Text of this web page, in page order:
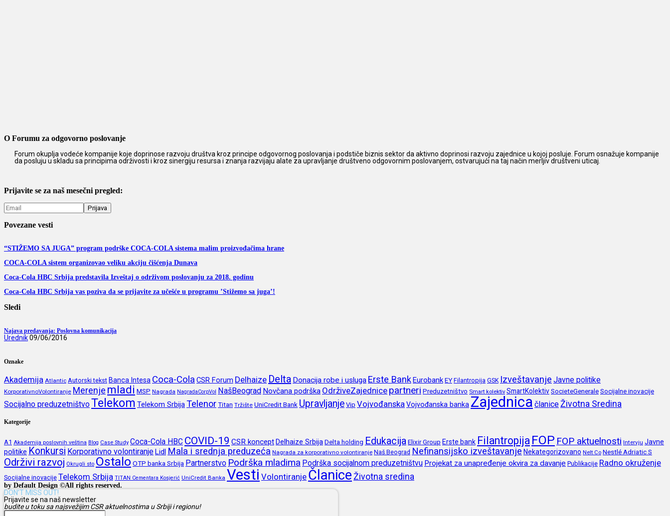
O Forumu za odgovorno poslovanje
Forum okuplja vodeće kompanije koje doprinose razvoju društva kroz principe odgovornog poslovanja i podstiče biznis sektor da aktivno doprinosi razvoju zajednice u kojoj posluje. Forum osnažuje kompanije
da posluju u skladu sa principima održivosti i kroz sinergiju resursa i znanja razvijaju alate za upravljanje društveno odgovornim poslovanjem, ostvarujući na taj način merljiv društveni uticaj.
Prijavite se za naš mesečni pregled:
Povezane vesti
“STIŽEMO SA JUGA” program podrške COCA-COLA sistema malim proizvođačima hrane
COCA-COLA sistem organizovao veliku akciju čišćenja Dunava
Coca-Cola HBC Srbija predstavila Izveštaj o održivom poslovanju za 2018. godinu
Coca-Cola HBC Srbija vas poziva da se prijavite za učešće u programu ’Stižemo sa juga’!
Sledi
Najava predavanja: Poslovna komunikacija
Urednik09/06/2016
Oznake
Akademija Atlantic Autorski tekst Banca Intesa Coca-Cola CSR Forum Delhaize Delta Donacija robe i usluga Erste Bank EurobankEY Filantropija GSK Izveštavanje Javne politike
KorporativnoVolontiranje Merenje mladi MSP Nagrada NagradaCorpVol NašBeograd Novčana podrška OdrživeZajednice partneri Preduzetništvo Smart kolektiv SmartKolektivSocieteGeneraleSocijalne inovacije
Socijalno preduzetništvoTelekom Telekom SrbijaTelenorTitan Tržište UniCredit Bank Upravljanje Vip VojvođanskaVojvođanska banka Zajednica članiceŽivotna Sredina
Kategorije
A1 Akademija poslovnih veština Blog Case Study Coca-Cola HBC COVID-19 CSR konceptDelhaize Srbija Delta holding Edukacija Elixir Group Erste bank Filantropija FOP FOP aktuelnosti Intervju Javne
politike Konkursi Korporativno volontiranjeLidl Mala i srednja preduzeća Nagrada za korporativno volontiranje Naš Beograd Nefinansijsko izveštavanje Nekategorizovano Nelt Co Nestlé Adriatic S
Održivi razvoj Okrugli sto Ostalo OTP banka Srbija Partnerstvo Podrška mladima Podrška socijalnom preduzetništvu Projekat za unapređenje okvira za davanje Publikacije Radno okruženje
Socijalne inovacije Telekom Srbija TITAN Cementara Kosjerić UniCredit Banka Vesti Volontiranje Članice Životna sredina
by Default Design ©All rights reserved.
DON’T MISS OUT!
Prijavite se na naš newsletter
budite u toku sa najsvežijim CSR aktuelnostima u Srbiji i regionu!